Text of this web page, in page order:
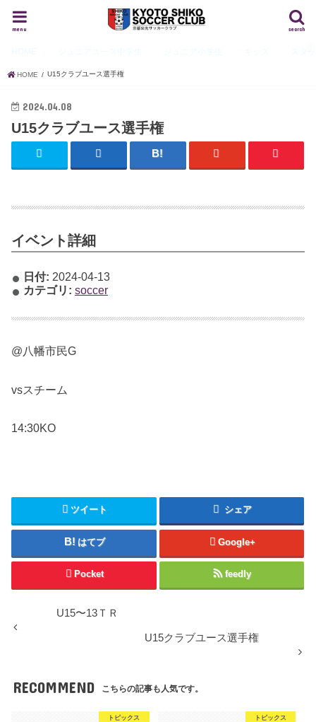
search
menu
HOME U15クラブユース選手権
2024.04.08
U15クラブユース選手権
イベント詳細
日付: 2024-04-13
カテゴリ: soccer
@八幡市民G
vsスチーム
14:30KO
ツイート シェア
はてブ Google+
Pocket feedly
U15〜13ＴＲ
U15クラブユース選手権
RECOMMEND こちらの記事も人気です。
トピックス トピックス